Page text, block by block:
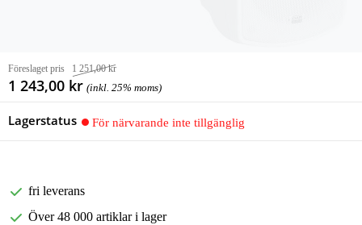
Föreslaget pris 1 251,00 kr
1 243,00 kr (inkl. 25% moms)
Lagerstatus För närvarande inte tillgänglig
fri leverans
Över 48 000 artiklar i lager